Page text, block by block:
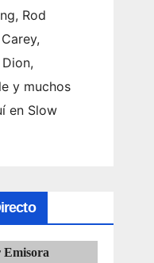
Rod
y muchos
en Slow
Emisora